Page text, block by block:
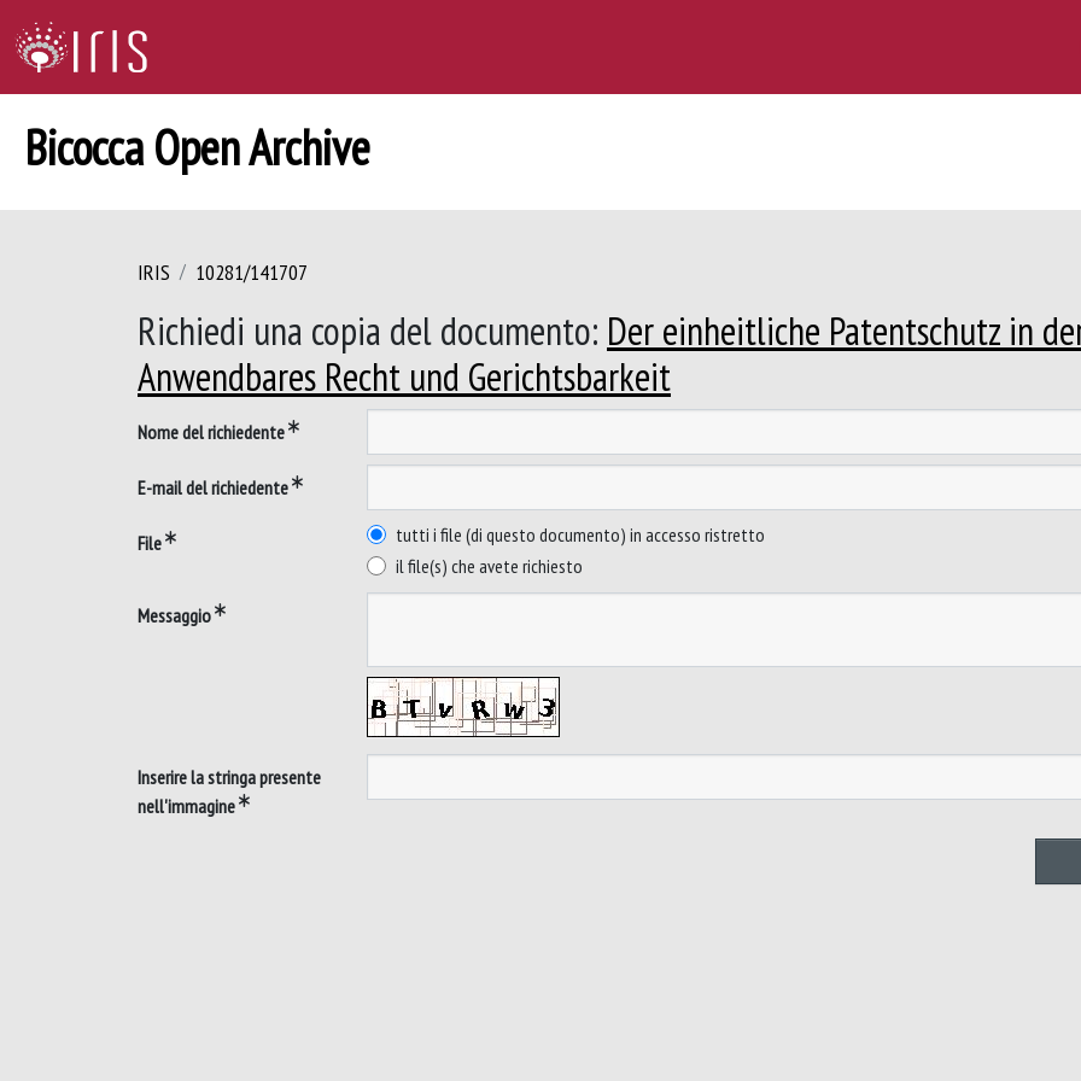
Bicocca Open Archive
IRIS 10281/141707
Richiedi una copia del documento: Der einheitliche Patentschutz in
Anwendbares Recht und Gerichtsbarkeit
Nome del richiedente
E-mail del richiedente
File
tutti i file (di questo documento) in accesso ristretto
il file(s) che avete richiesto
Messaggio
Inserire la stringa presente
nell'immagine